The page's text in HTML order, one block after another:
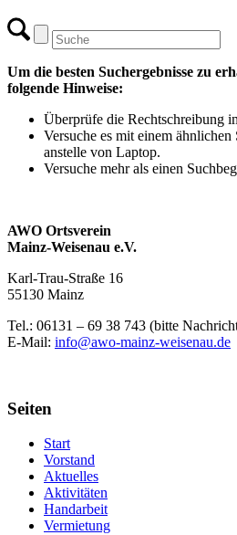
Um die besten Suchergebnisse zu
folgende Hinweise:
Überprüfe die Rechtschreibung
Versuche es mit einem
anstelle von Laptop.
Versuche mehr als einen
AWO Ortsverein
Mainz-Weisenau e.V.
Karl-Trau-Straße 16
55130 Mainz
Tel.: 06131 – 69 38 743 (bitte
E-Mail: info@awo-mainz-weisenau.de
Seiten
Start
Vorstand
Aktuelles
Aktivitäten
Handarbeit
Vermietung